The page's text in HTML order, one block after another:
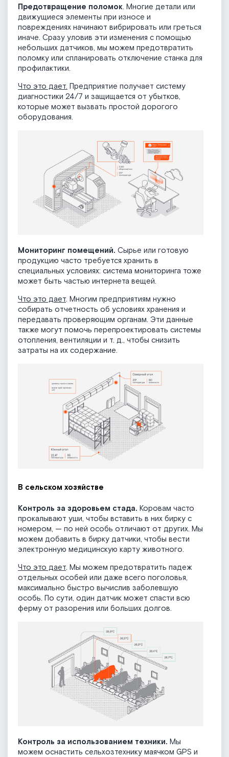
Предотвращение поломок. Многие детали или
движущиеся элементы при износе и
повреждениях начинают вибрировать или греться
иначе. Сразу уловив эти изменения с помощью
небольших датчиков, мы можем предотвратить
поломку или спланировать отключение станка для
профилактики.
Что это дает. Предприятие получает систему
диагностики 24/7 и защищается от убытков,
которые может вызвать простой дорогого
оборудования.
Мониторинг помещений. Сырье или готовую
продукцию часто требуется хранить в
специальных условиях: система мониторинга тоже
может быть частью интернета вещей.
Что это дает. Многим предприятиям нужно
собирать отчетность об условиях хранения и
передавать проверяющим органам. Эти данные
также могут помочь перепроектировать системы
отопления, вентиляции и т. д., чтобы снизить
затраты на их содержание.
В сельском хозяйстве
Контроль за здоровьем стада. Коровам часто
прокалывают уши, чтобы вставить в них бирку с
номером, — по ней особь отличают от других. Мы
можем добавить в бирку датчики, чтобы вести
электронную медицинскую карту животного.
Что это дает. Мы можем предотвратить падеж
отдельных особей или даже всего поголовья,
максимально быстро вычислив заболевшую
особь. По сути, один датчик может спасти всю
ферму от разорения или больших долгов.
Контроль за использованием техники. Мы
можем оснастить сельхозтехнику маячком GPS и